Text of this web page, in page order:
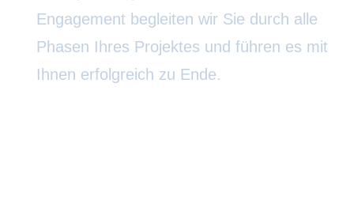
Engagement begleiten wir Sie durch alle
Phasen Ihres Projektes und führen es mit
Ihnen erfolgreich zu Ende.